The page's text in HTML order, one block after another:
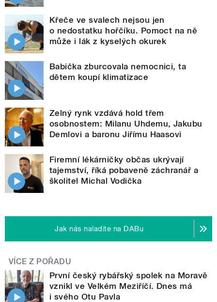
Křeče ve svalech nejsou jen
o nedostatku hořčíku. Pomoct na ně
může i lák z kyselých okurek
Babička zburcovala nemocnici, ta
dětem koupí klimatizace
Zelný rynk vzdává hold třem
osobnostem: Milanu Uhdemu, Jakubu
Demlovi a baronu Jiřímu Haasovi
Firemní lékárničky občas ukrývají
tajemství, říká pobaveně záchranář a
školitel Michal Vodička
Jak nás naladíte na DABu
VÍCE Z POŘADU
První český rybářský spolek na Moravě
vznikl ve Velkém Meziříčí. Dnes má
i svého Otu Pavla